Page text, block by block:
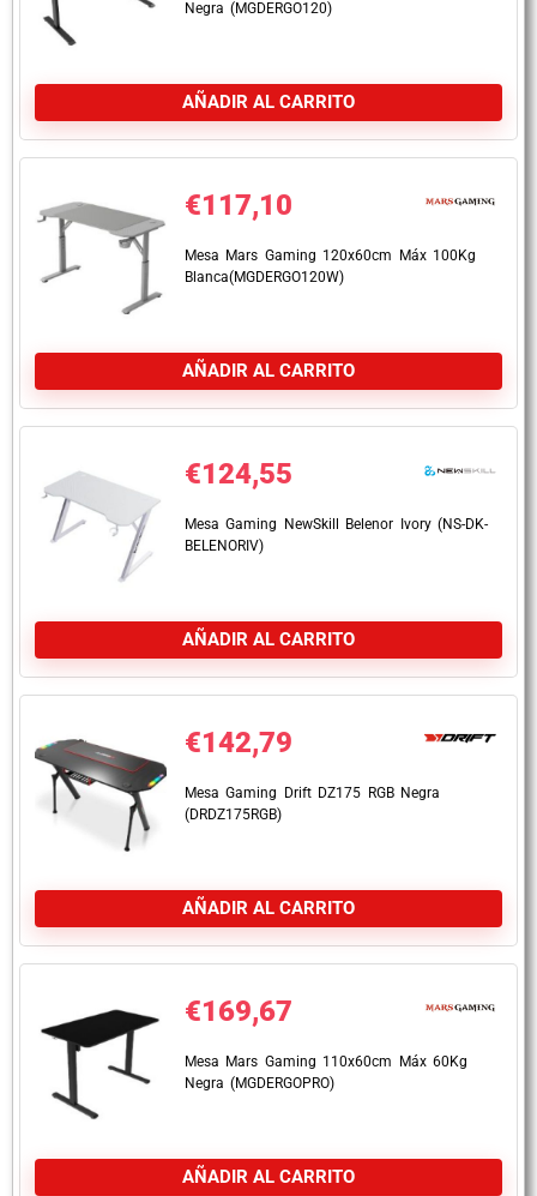
Negra (MGDERGO120)
AÑADIR AL CARRITO
€117,10
Mesa Mars Gaming 120x60cm Máx 100Kg
Blanca(MGDERGO120W)
AÑADIR AL CARRITO
€124,55
Mesa Gaming NewSkill Belenor Ivory (NS-DK-
BELENORIV)
AÑADIR AL CARRITO
€142,79
Mesa Gaming Drift DZ175 RGB Negra
(DRDZ175RGB)
AÑADIR AL CARRITO
€169,67
Mesa Mars Gaming 110x60cm Máx 60Kg
Negra (MGDERGOPRO)
AÑADIR AL CARRITO